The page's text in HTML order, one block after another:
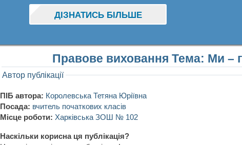
ДІЗНАТИСЬ БІЛЬШЕ
Правове виховання Тема: Ми –
Автор публікації
ПІБ автора: Королевська Тетяна Юріївна
Посада: вчитель початкових класів
Місце роботи: Харківська ЗОШ № 102
Наскільки корисна ця публікація?